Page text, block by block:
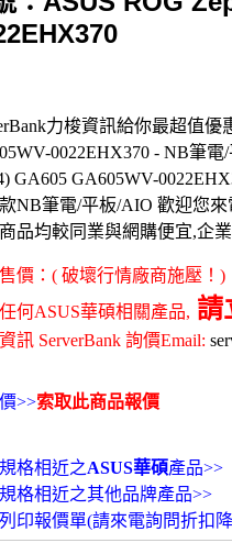
力梭資訊給你最超值優
0022EHX370 - NB筆電
GA605 GA605WV-
NB筆電/平板/AIO 歡迎您
品均較同業與網購便宜,企
價：( 破壞行情廠商施壓！)
何ASUS華碩相關產品, 請
訊 ServerBank 詢價Email:
>>索取此商品報價
格相近之ASUS華碩產品>>
格相近之其他品牌產品>>
印報價單(請來電詢問折扣